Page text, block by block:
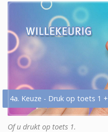
4a. Keuze - Druk op toets 1 +
Of u drukt op toets 1.